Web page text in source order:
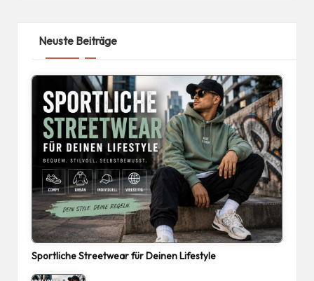
Neuste Beiträge
Sportliche Streetwear für Deinen Lifestyle